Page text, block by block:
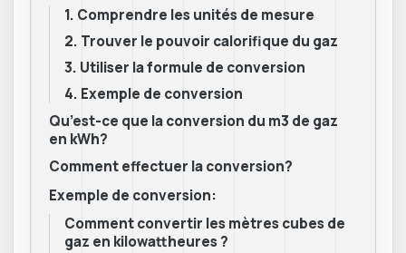
1. Comprendre les unités de mesure
2. Trouver le pouvoir calorifique du gaz
3. Utiliser la formule de conversion
4. Exemple de conversion
Qu’est-ce que la conversion du m3 de gaz
en kWh?
Comment effectuer la conversion?
Exemple de conversion:
Comment convertir les mètres cubes de
gaz en kilowattheures ?